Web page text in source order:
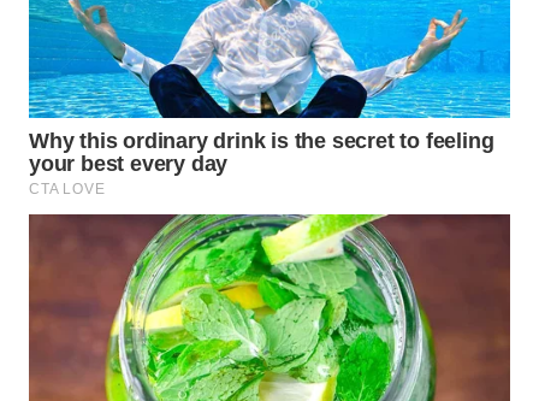
WN
TAPANULI
TENGAH
WN DELI
SERDANG
TINGGI
PAKPAK